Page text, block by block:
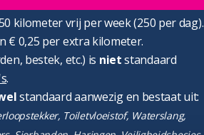
kilometer vrij per week (250 per dag).
€ 0,25 per extra kilometer.
bestek, etc.) is nietstandaard
.
standaard aanwezig en bestaat uit:
Toiletvloeistof, Waterslang,